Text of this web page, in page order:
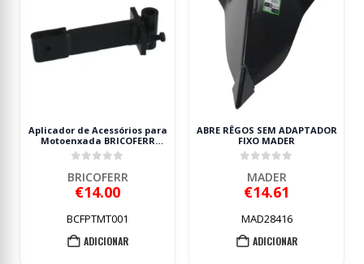
Aplicador de Acessórios para
Motoenxada BRICOFERR
BFW5004 25cm 32L
BRICOFERR
€14.00
BCFPTMT001
ADICIONAR
ABRE RÊGOS SEM ADAPTADOR
FIXO MADER
MADER
€14.61
MAD28416
ADICIONAR